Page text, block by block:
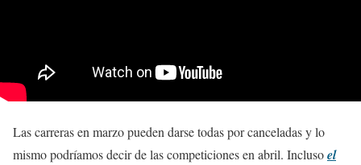
Las carreras en marzo pueden darse todas por canceladas y lo
mismo podríamos decir de las competiciones en abril. Inclusoel